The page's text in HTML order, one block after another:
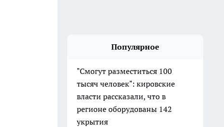
Популярное
"Смогут разместиться 100
тысяч человек": кировские
власти рассказали, что в
регионе оборудованы 142
укрытия